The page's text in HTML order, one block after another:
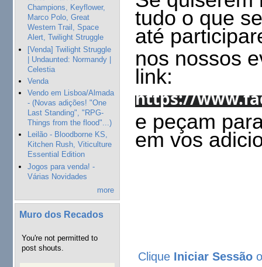
Champions, Keyflower,
Marco Polo, Great
Western Trail, Space
Alert, Twilight Struggle
[Venda] Twilight Struggle
| Undaunted: Normandy |
Celestia
Venda
Vendo em Lisboa/Almada
- (Novas adições! "One
Last Standing", "RPG-
Things from the flood"...)
Leilão - Bloodborne KS,
Kitchen Rush, Viticulture
Essential Edition
Jogos para venda! -
Várias Novidades
more
Muro dos Recados
You're not permitted to
post shouts.
tudo o que
até
nos nossos
link:
https://
e peçam
em vos
Clique Iniciar Sessão